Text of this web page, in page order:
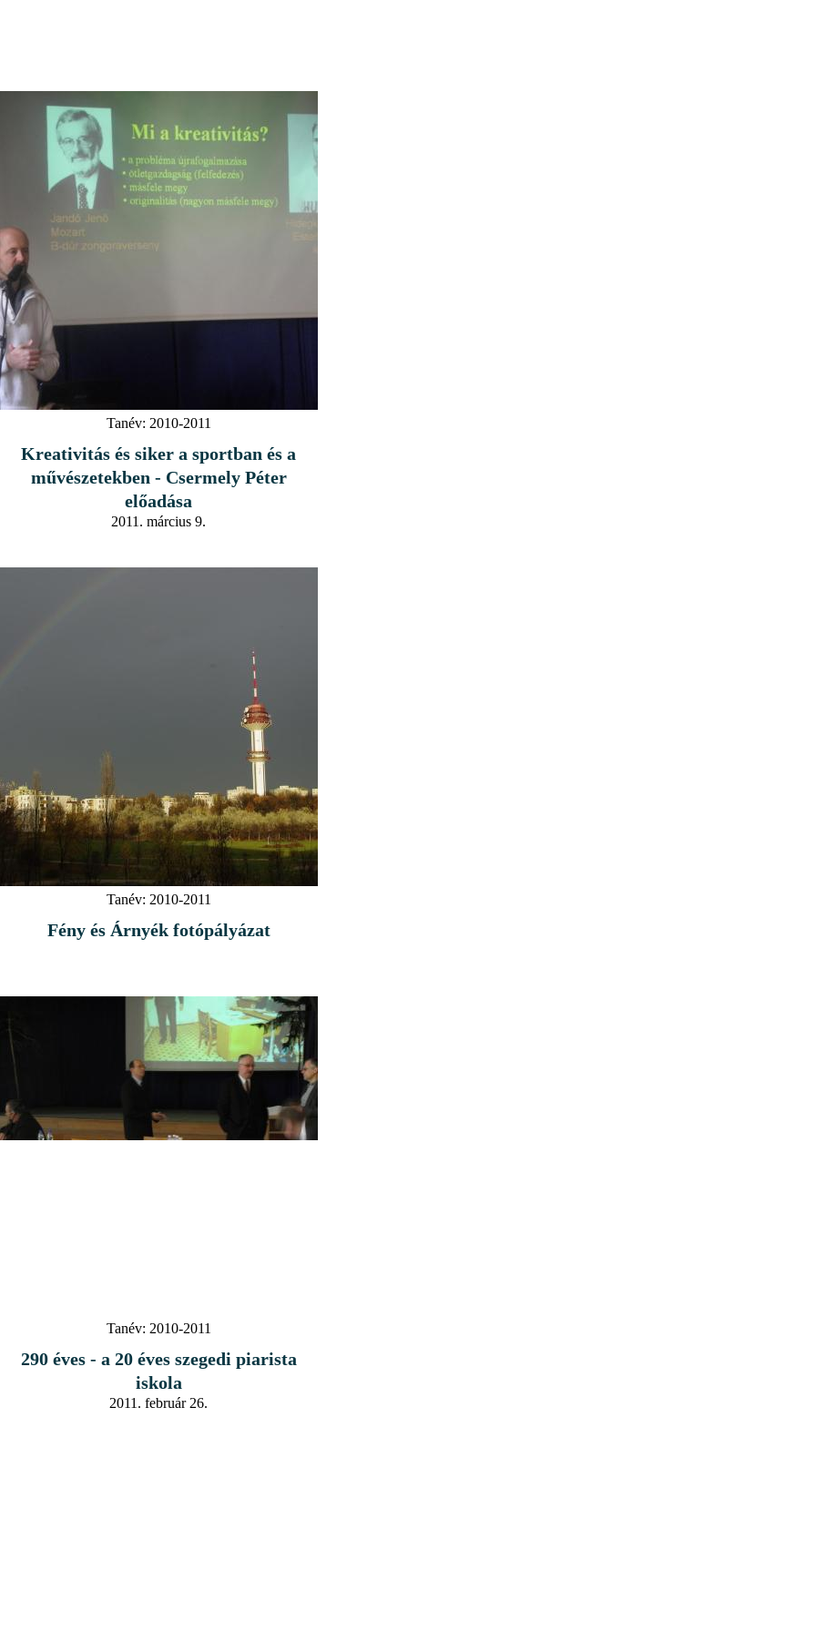
Tanév: 2010-2011
Kreativitás és siker a sportban és a
művészetekben - Csermely Péter
előadása
2011. március 9.
Tanév: 2010-2011
Fény és Árnyék fotópályázat
Tanév: 2010-2011
290 éves - a 20 éves szegedi piarista
iskola
2011. február 26.